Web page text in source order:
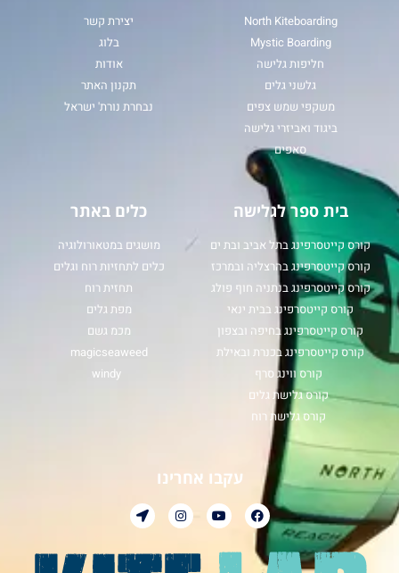
North Kiteboarding
Mystic Boarding
חליפות גלישה
גלשני גלים
משקפי שמש צפים
ביגוד ואביזרי גלישה
סאפים
יצירת קשר
בלוג
אודות
תקנון האתר
נבחרת נורת' ישראל
בית ספר לגלישה
קורס קייטסרפינג בתל אביב ובת ים
קורס קייטסרפינג בהרצליה ובמרכז
קורס קייטסרפינג בנתניה חוף פולג
קורס קייטסרפינג בבית ינאי
קורס קייטסרפינג בחיפה ובצפון
קורס קייטסרפינג בכנרת ובאילת
קורס ווינג סרף
קורס גלישת גלים
קורס גלישת רוח
כלים באתר
מושגים במטאורולוגיה
כלים לתחזיות רוח וגלים
תחזית רוח
מפת גלים
מכמ גשם
magicseaweed
windy
עקבו אחרינו